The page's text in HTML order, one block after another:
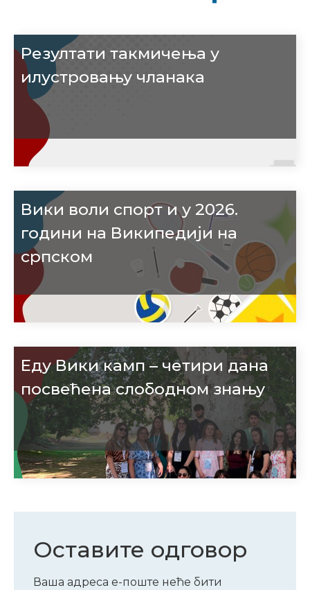
Резултати такмичења у
илустровању чланака
Вики воли спорт и у 2026.
години на Википедији на
српском
Еду Вики камп – четири дана
посвећена слободном знању
Оставите одговор
Ваша адреса е-поште неће бити